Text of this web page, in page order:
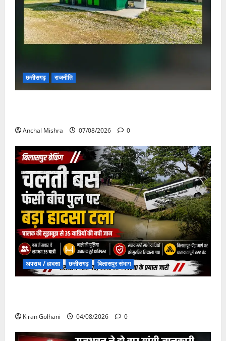
छत्तीसगढ़ राजनीति
Anchal Mishra 07/08/2026 0
अपराध / हादसा छत्तीसगढ़ बिलासपुर संभाग
Kiran Golhani 04/08/2026 0